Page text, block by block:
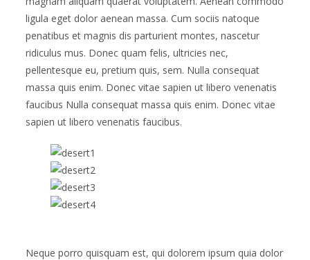
ligula eget dolor aenean massa. Cum sociis natoque
penatibus et magnis dis parturient montes, nascetur
ridiculus mus. Donec quam felis, ultricies nec,
pellentesque eu, pretium quis, sem. Nulla consequat
massa quis enim. Donec vitae sapien ut libero venenatis
faucibus Nulla consequat massa quis enim. Donec vitae
sapien ut libero venenatis faucibus.
Neque porro quisquam est, qui dolorem ipsum quia dolor